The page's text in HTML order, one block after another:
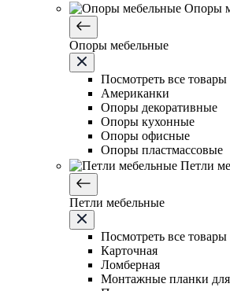
Опоры
Опоры мебельные
Посмотреть все товары
Американки
Опоры декоративные
Опоры кухонные
Опоры офисные
Опоры пластмассовые
Петли
Петли мебельные
Посмотреть все товары
Карточная
Ломберная
Монтажные планки для